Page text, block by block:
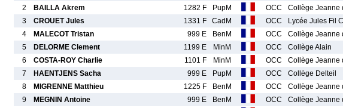
2
BAILLA Akrem 1282 F PupM OCC Collège Jeanne
3
CROUET Jules 1331 F CadM OCC Lycée Jules Fil
4
MALECOT Tristan 999 E BenM OCC Collège Jeanne
5
DELORME Clement 1199 E MinM OCC Collège Alain
6
COSTA-ROY Charlie 1101 F MinM OCC Collège Jeanne
7
HAENTJENS Sacha 999 E PupM OCC Collège Delteil
8
MIGRENNE Matthieu 1225 F BenM OCC Collège Jeanne
9
MEGNIN Antoine 999 E BenM OCC Collège Jeanne